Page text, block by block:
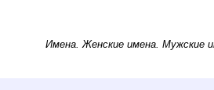
Имена.Женские имена.Мужские